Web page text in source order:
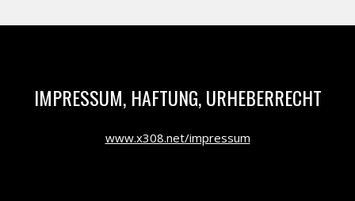
IMPRESSUM, HAFTUNG, URHEBERRECHT
www.x308.net/impressum